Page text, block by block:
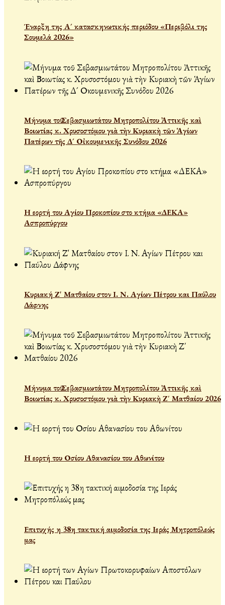
Έναρξη της Α´ κατασκηνωτικής περιόδου «Περιβόλι της
Σουμελά 2026»
Μήνυμα τοῦ Σεβασμιωτάτου Μητροπολίτου Ἀττικῆς καὶ
Βοιωτίας κ. Χρυσοστόμου γιὰ τὴν Κυριακὴ τῶν Ἁγίων
Πατέρων τῆς Δ´ Οἰκουμενικῆς Συνόδου 2026
Η εορτή του Αγίου Προκοπίου στο κτήμα «ΔΕΚΑ»
Ασπροπύργου
Κυριακή Ζ' Ματθαίου στον Ι. Ν. Αγίων Πέτρου και Παύλου
Δάφνης
Μήνυμα τοῦ Σεβασμιωτάτου Μητροπολίτου Ἀττικῆς καὶ
Βοιωτίας κ. Χρυσοστόμου γιὰ τὴν Κυριακὴ Ζ΄ Ματθαίου 2026
Η εορτή του Οσίου Αθανασίου του Αθωνίτου
Επιτυχής η 38η τακτική αιμοδοσία της Ιεράς Μητροπόλεώς
μας